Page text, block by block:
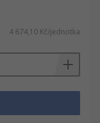
4 674,10 Kč/jednotka